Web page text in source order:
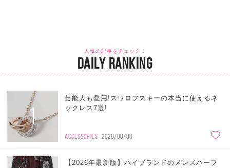
人気の記事をチェック！
DAILY RANKING
1
芸能人も愛用!スワロフスキーの本当に使えるネ
ックレス7選!
ACCESSORIES 2026/08/08
【2026年最新版】ハイブランドのメンズハーフ